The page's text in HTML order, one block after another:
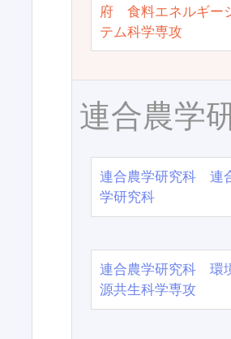
府 食料エネルギー
テム科学専攻
連合農学
連合農学研究科 連
学研究科
連合農学研究科 環
源共生科学専攻